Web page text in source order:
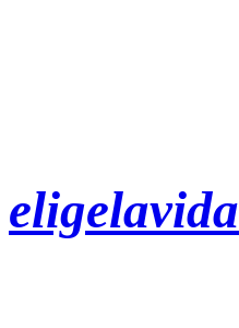
eligelavida